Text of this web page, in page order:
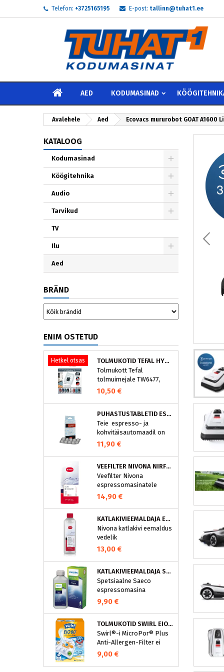
Telefon: +3725165195 E-post: tallinn@tuhat1.ee
AVALEHELE
AED KODUMASINAD
Avalehele Aed Ecovacs mururobot GOAT A1600
KATALOOG
Kodumasinad
Köögitehnika
Audio
Tarvikud
TV
Ilu
Aed
BRÄND
ENIM OSTETUD
Hetkel otsas
TOLMUKOTID TEFAL HYGIENE+ ZR200540 (4 TK)
Tolmukott Tefal
tolmuimejale TW6477,
TW6886..
10,50 €
PUHASTUSTABLETID ESPRESSOMASINALE, NIVONA 390701200
Teie espresso- ja
kohvitäisautomaadil on
integreeritud
puhastusprogramm.
NIVONA puhastustabletid
on loodud spetsiaalselt
selle programmi jaoks ja
eraldavad mustuse nagu
nt kohvirasva
aparaati ja tagab täiusliku
aroomi.
11,90 €
VEEFILTER NIVONA NIRF701
Veefilter Nivona
espressomasinatele
14,90 €
KATLAKIVIEEMALDAJA ESPRESSOMASINATELE, NIVONA (500 ML)
Nivona katlakivi eemaldus
vedelik
espressomasinatele
13,00 €
KATLAKIVIEEMALDAJA SAECO ESPRESSOMASINATELE, PHILIPS CA6700/10
Spetsiaalne Saeco
espressomasina
katlakivieemaldi
Espressomasinast
eemaldamine on vajalik
selleks, et hoida masin
parimas korras. See
spetsiaalne
9,90 €
TOLMUKOTID SWIRL EIO80MNEW
Swirl®-i MicroPor® Plus
Anti-Allergen-Filter ei
lukusta ohutult
tolmuimejakotti mitte
ainult tavalise kodutolmu,
9,00 €